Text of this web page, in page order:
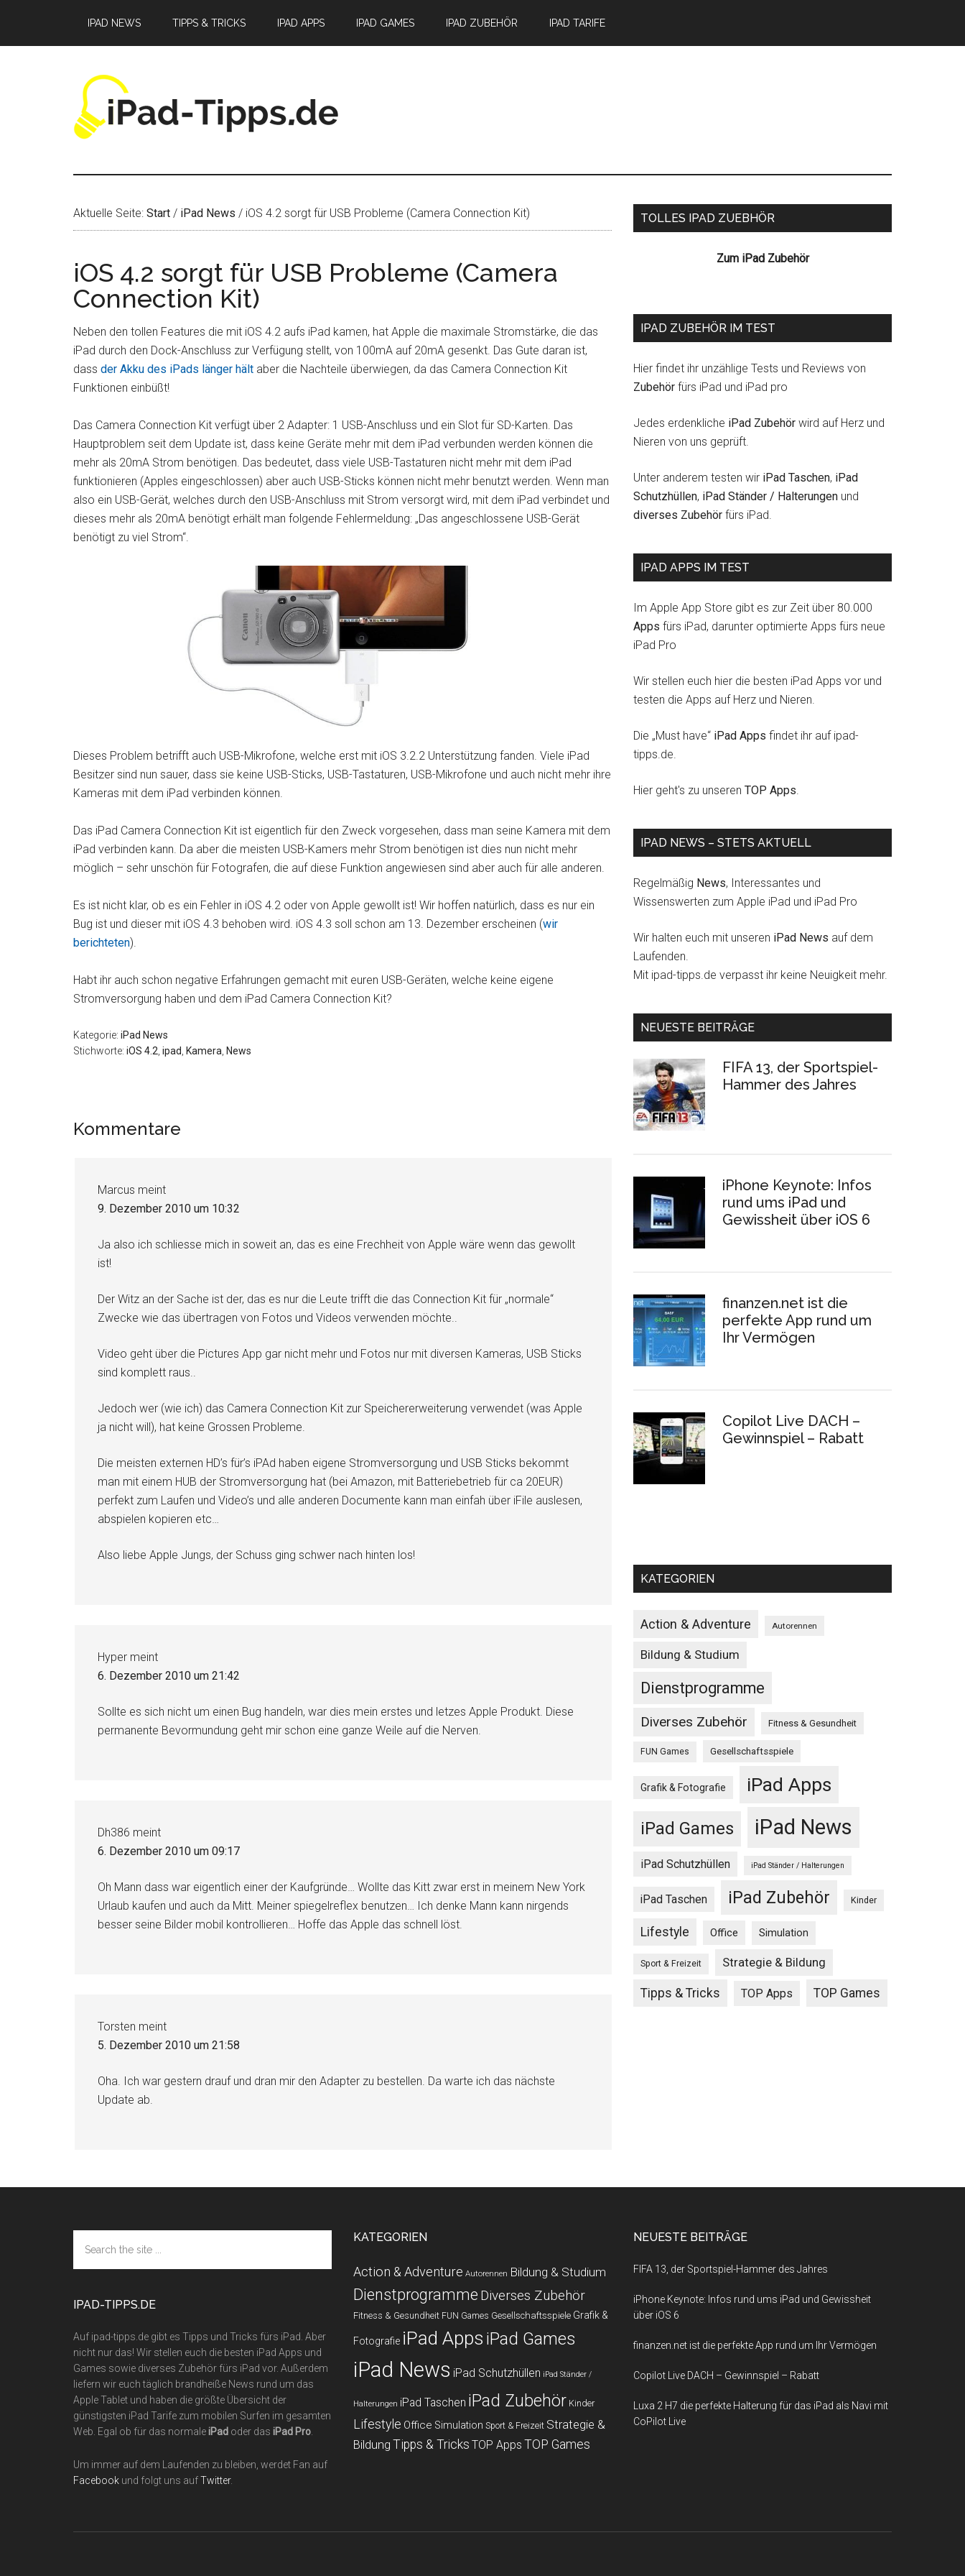
springen
springen
springen
IPAD NEWS TIPPS & TRICKS IPAD APPS IPAD GAMES IPAD ZUBEHÖR IPAD TARIFE
Aktuelle Seite: Start / iPad News / iOS 4.2 sorgt für USB Probleme (Camera Connection Kit)
iOS 4.2 sorgt für USB Probleme (Camera
Connection Kit)
Neben den tollen Features die mit iOS 4.2 aufs iPad kamen, hat Apple die maximale Stromstärke, die das
iPad durch den Dock-Anschluss zur Verfügung stellt, von 100mA auf 20mA gesenkt. Das Gute daran ist,
dass der Akku des iPads länger hält aber die Nachteile überwiegen, da das Camera Connection Kit
Funktionen einbüßt!
Das Camera Connection Kit verfügt über 2 Adapter: 1 USB-Anschluss und ein Slot für SD-Karten. Das
Hauptproblem seit dem Update ist, dass keine Geräte mehr mit dem iPad verbunden werden können die
mehr als 20mA Strom benötigen. Das bedeutet, dass viele USB-Tastaturen nicht mehr mit dem iPad
funktionieren (Apples eingeschlossen) aber auch USB-Sticks können nicht mehr benutzt werden. Wenn man
also ein USB-Gerät, welches durch den USB-Anschluss mit Strom versorgt wird, mit dem iPad verbindet und
dieses mehr als 20mA benötigt erhält man folgende Fehlermeldung: „Das angeschlossene USB-Gerät
benötigt zu viel Strom“.
Dieses Problem betrifft auch USB-Mikrofone, welche erst mit iOS 3.2.2 Unterstützung fanden. Viele iPad
Besitzer sind nun sauer, dass sie keine USB-Sticks, USB-Tastaturen, USB-Mikrofone und auch nicht mehr ihre
Kameras mit dem iPad verbinden können.
Das iPad Camera Connection Kit ist eigentlich für den Zweck vorgesehen, dass man seine Kamera mit dem
iPad verbinden kann. Da aber die meisten USB-Kamers mehr Strom benötigen ist dies nun nicht mehr
möglich – sehr unschön für Fotografen, die auf diese Funktion angewiesen sind aber auch für alle anderen.
Es ist nicht klar, ob es ein Fehler in iOS 4.2 oder von Apple gewollt ist! Wir hoffen natürlich, dass es nur ein
Bug ist und dieser mit iOS 4.3 behoben wird. iOS 4.3 soll schon am 13. Dezember erscheinen (wir
berichteten).
Habt ihr auch schon negative Erfahrungen gemacht mit euren USB-Geräten, welche keine eigene
Stromversorgung haben und dem iPad Camera Connection Kit?
Kategorie: iPad News
Stichworte: iOS 4.2 ipad Kamera News
Leser-
Kommentare
Marcus meint
9. Dezember 2010 um 10:32
Ja also ich schliesse mich in soweit an, das es eine Frechheit von Apple wäre wenn das gewollt
ist!
Der Witz an der Sache ist der, das es nur die Leute trifft die das Connection Kit für „normale“
Zwecke wie das übertragen von Fotos und Videos verwenden möchte..
Video geht über die Pictures App gar nicht mehr und Fotos nur mit diversen Kameras, USB Sticks
sind komplett raus..
Jedoch wer (wie ich) das Camera Connection Kit zur Speichererweiterung verwendet (was Apple
ja nicht will), hat keine Grossen Probleme.
Die meisten externen HD’s für’s iPAd haben eigene Stromversorgung und USB Sticks bekommt
man mit einem HUB der Stromversorgung hat (bei Amazon, mit Batteriebetrieb für ca 20EUR)
perfekt zum Laufen und Video’s und alle anderen Documente kann man einfah über iFile auslesen,
abspielen kopieren etc…
Also liebe Apple Jungs, der Schuss ging schwer nach hinten los!
Hyper meint
6. Dezember 2010 um 21:42
Sollte es sich nicht um einen Bug handeln, war dies mein erstes und letzes Apple Produkt. Diese
permanente Bevormundung geht mir schon eine ganze Weile auf die Nerven.
Dh386 meint
6. Dezember 2010 um 09:17
Oh Mann dass war eigentlich einer der Kaufgründe… Wollte das Kitt zwar erst in meinem New York
Urlaub kaufen und auch da Mitt. Meiner spiegelreflex benutzen… Ich denke Mann kann nirgends
besser seine Bilder mobil kontrollieren… Hoffe das Apple das schnell löst.
Torsten meint
5. Dezember 2010 um 21:58
Oha. Ich war gestern drauf und dran mir den Adapter zu bestellen. Da warte ich das nächste
Update ab.
Seitenspalte
TOLLES IPAD ZUEBHÖR
Zum iPad Zubehör
IPAD ZUBEHÖR IM TEST
Hier findet ihr unzählige Tests und Reviews von
Zubehör fürs iPad und iPad pro
Jedes erdenkliche iPad Zubehör wird auf Herz und
Nieren von uns geprüft.
Unter anderem testen wir iPad Taschen, iPad
Schutzhüllen, iPad Ständer / Halterungen und
diverses Zubehör fürs iPad.
IPAD APPS IM TEST
Im Apple App Store gibt es zur Zeit über 80.000
Apps fürs iPad, darunter optimierte Apps fürs neue
iPad Pro
Wir stellen euch hier die besten iPad Apps vor und
testen die Apps auf Herz und Nieren.
Die „Must have“ iPad Apps findet ihr auf ipad-
tipps.de.
Hier geht's zu unseren TOP Apps.
IPAD NEWS – STETS AKTUELL
Regelmäßig News, Interessantes und
Wissenswerten zum Apple iPad und iPad Pro
Wir halten euch mit unseren iPad News auf dem
Laufenden.
Mit ipad-tipps.de verpasst ihr keine Neuigkeit mehr.
NEUESTE BEITRÄGE
FIFA 13, der Sportspiel-
Hammer des Jahres
iPhone Keynote: Infos
rund ums iPad und
Gewissheit über iOS 6
finanzen.net ist die
perfekte App rund um
Ihr Vermögen
Copilot Live DACH –
Gewinnspiel – Rabatt
KATEGORIEN
Action & Adventure Autorennen
Bildung & Studium
Dienstprogramme
Diverses Zubehör Fitness & Gesundheit
FUN Games Gesellschaftsspiele
Grafik & Fotografie iPad Apps
iPad Games iPad News
iPad Schutzhüllen iPad Ständer / Halterungen
iPad Taschen iPad Zubehör Kinder
Lifestyle Office Simulation
Sport & Freizeit Strategie & Bildung
Tipps & Tricks TOP Apps TOP Games
the
site
IPAD-TIPPS.DE
Auf ipad-tipps.de gibt es Tipps und Tricks fürs iPad. Aber
nicht nur das! Wir stellen euch die besten iPad Apps und
Games sowie diverses Zubehör fürs iPad vor. Außerdem
liefern wir euch täglich brandheiße News rund um das
Apple Tablet und haben die größte Übersicht der
günstigsten iPad Tarife zum mobilen Surfen im gesamten
Web. Egal ob für das normaleiPad oder das iPad Pro
Um immer auf dem Laufenden zu bleiben, werdet Fan auf
Facebook und folgt uns aufTwitter.
KATEGORIEN
Action & Adventure Autorennen Bildung & Studium
Dienstprogramme Diverses Zubehör
Fitness & Gesundheit FUN Games Gesellschaftsspiele Grafik &
Fotografie iPad Apps iPad Games
iPad News iPad Schutzhüllen iPad Ständer /
Halterungen iPad Taschen iPad Zubehör Kinder
Lifestyle Office Simulation Sport & Freizeit Strategie &
Bildung Tipps & Tricks TOP Apps TOP Games
NEUESTE BEITRÄGE
FIFA 13, der Sportspiel-Hammer des Jahres
iPhone Keynote: Infos rund ums iPad und Gewissheit
über iOS 6
finanzen.net ist die perfekte App rund um Ihr Vermögen
Copilot Live DACH – Gewinnspiel – Rabatt
Luxa 2 H7 die perfekte Halterung für das iPad als Navi mit
CoPilot Live